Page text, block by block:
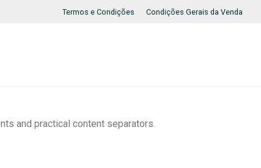
Termos e Condições Condições Gerais da Venda
and practical content separators.